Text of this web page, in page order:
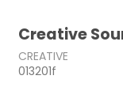
Creative
CREATIVE
013201f